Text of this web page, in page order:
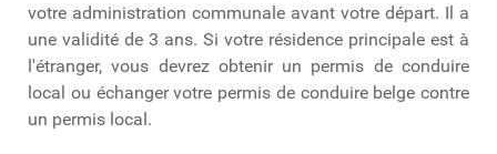
votre administration communale avant votre départ. Il a
une validité de 3 ans. Si votre résidence principale est à
l'étranger, vous devrez obtenir un permis de conduire
local ou échanger votre permis de conduire belge contre
un permis local.